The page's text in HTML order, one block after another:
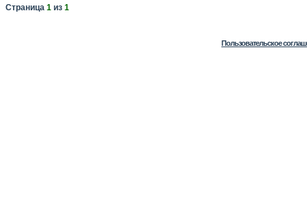
Страница 1 из 1
Пользовательское